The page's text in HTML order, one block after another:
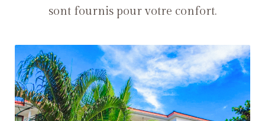
sont fournis pour votre confort.